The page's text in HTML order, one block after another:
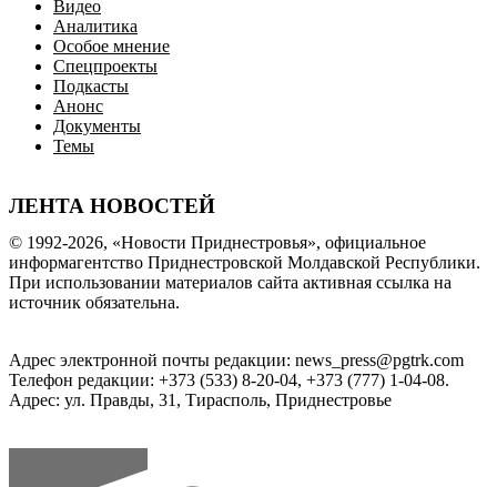
Видео
Аналитика
Особое мнение
Спецпроекты
Подкасты
Анонс
Документы
Темы
ЛЕНТА НОВОСТЕЙ
© 1992-2026, «Новости Приднестровья», официальное
информагентство Приднестровской Молдавской Республики.
При использовании материалов сайта активная ссылка на
источник обязательна.
Адрес электронной почты редакции: news_press@pgtrk.com
Телефон редакции: +373 (533) 8-20-04, +373 (777) 1-04-08.
Адрес: ул. Правды, 31, Тирасполь, Приднестровье